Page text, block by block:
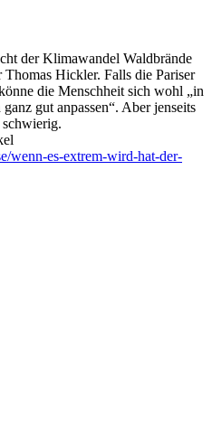
der Klimawandel Waldbrände
Thomas Hickler. Falls die Pariser
die Menschheit sich wohl „in
gut anpassen“. Aber jenseits
wenn-es-extrem-wird-hat-der-